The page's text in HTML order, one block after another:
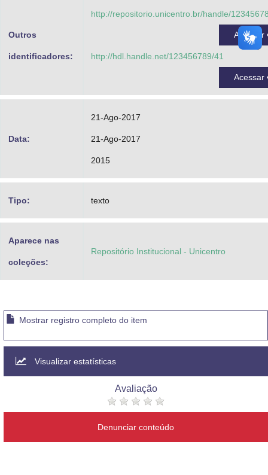
Outros
identificadores:
http://repositorio.unicentro.br/handle/
Acessar
http://hdl.handle.net/123456789/41
Acessar
Data:
21-Ago-2017
21-Ago-2017
2015
Tipo: texto
Aparece nas
coleções:
Repositório Institucional - Unicentro
Mostrar registro completo do item
Visualizar estatísticas
Avaliação
Denunciar conteúdo